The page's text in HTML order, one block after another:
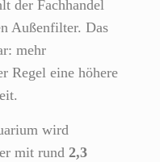
der Fachhandel
Außenfilter. Das
mehr
Regel eine höhere
wird
mit rund 2,3